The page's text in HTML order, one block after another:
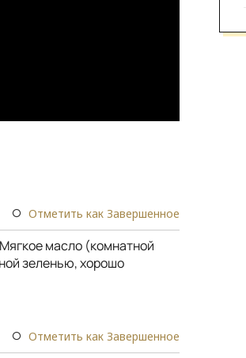
Отметить как Завершенное
масло (комнатной
зеленью, хорошо
Отметить как Завершенное